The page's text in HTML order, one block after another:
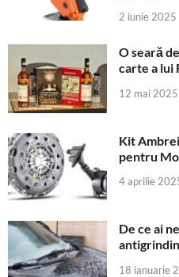
2 iunie 2025
O seară
carte a lui
12 mai 2025
Kit
pentru
4 aprilie
De ce ai
18 ianuarie